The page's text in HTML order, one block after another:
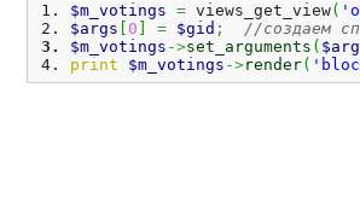
$m_votings = views_get_view(
$args
0 = $gid ;
//создаем
$m_votings ->set_arguments (
print
$m_votings ->render(